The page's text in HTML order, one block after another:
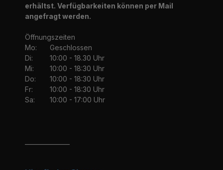
erhältst. Verfügbarkeiten können per Mail
angefragt werden.
Öffnungszeiten
Mo:
Geschlossen
Di:
10:00 - 18.30 Uhr
Mi:
10:00 - 18:30 Uhr
Do:
10:00 - 18:30 Uhr
Fr:
10:00 - 18:30 Uhr
Sa:
10:00 - 17:00 Uhr